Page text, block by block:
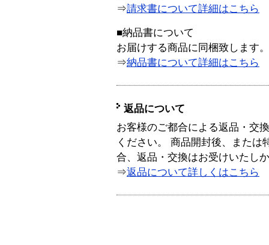
⇒請求書について詳細はこちら
■納品書について
お届けする商品に同梱致します。
⇒納品書について詳細はこちら
返品について
お客様のご都合による返品・交
ください。 商品開封後、または
合、返品・交換はお受けいたし
⇒返品について詳しくはこちら